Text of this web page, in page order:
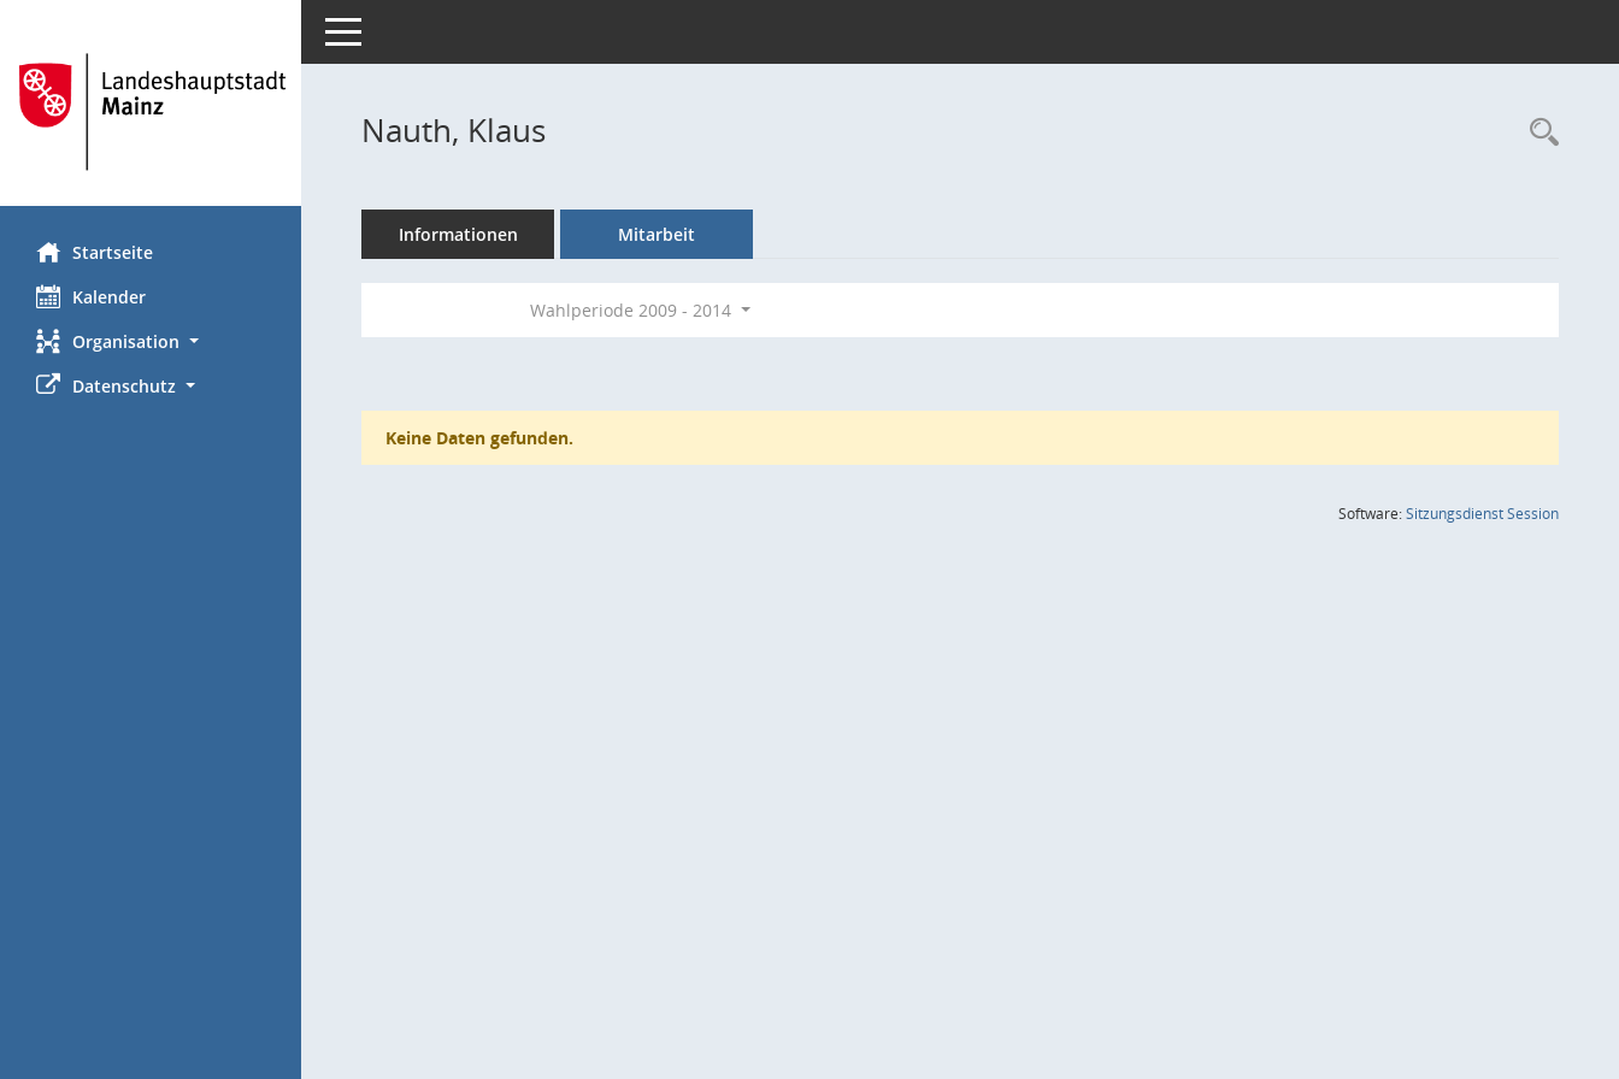
Startseite
Kalender
Organisation
Datenschutz
Toggle navigation
Nauth, Klaus
Informationen Mitarbeit
Wahlperiode 2009 - 2014
Keine Daten gefunden.
Software:SitzungsdienstSession(Wird in